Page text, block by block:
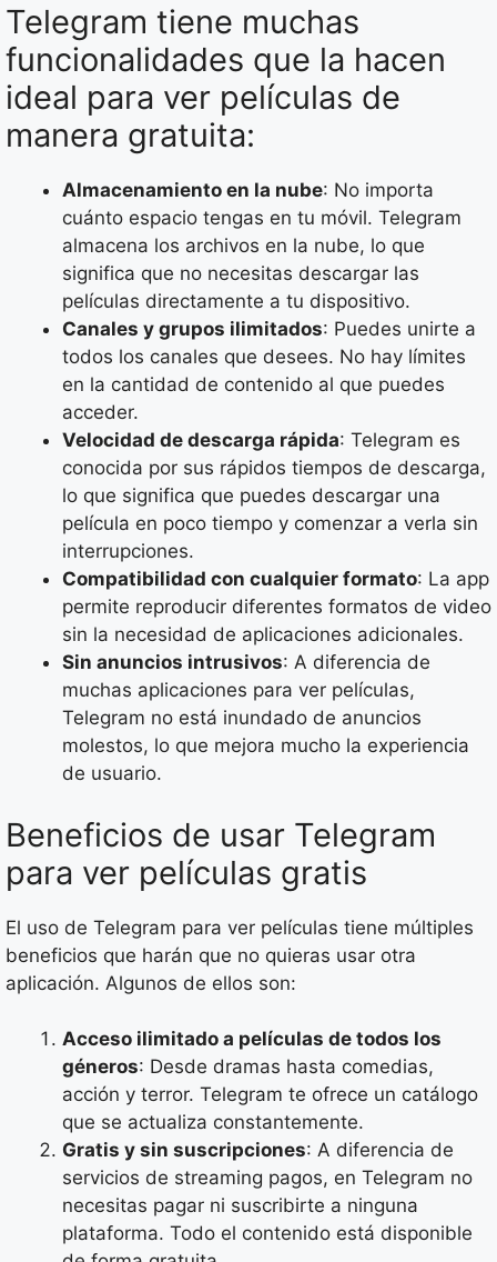
Telegram tiene muchas
funcionalidades que la hacen
ideal para ver películas de
manera gratuita:
Almacenamiento en la nube: No importa
cuánto espacio tengas en tu móvil. Telegram
almacena los archivos en la nube, lo que
significa que no necesitas descargar las
películas directamente a tu dispositivo.
Canales y grupos ilimitados: Puedes unirte a
todos los canales que desees. No hay límites
en la cantidad de contenido al que puedes
acceder.
Velocidad de descarga rápida: Telegram es
conocida por sus rápidos tiempos de descarga,
lo que significa que puedes descargar una
película en poco tiempo y comenzar a verla sin
interrupciones.
Compatibilidad con cualquier formato: La app
permite reproducir diferentes formatos de video
sin la necesidad de aplicaciones adicionales.
Sin anuncios intrusivos: A diferencia de
muchas aplicaciones para ver películas,
Telegram no está inundado de anuncios
molestos, lo que mejora mucho la experiencia
de usuario.
Beneficios de usar Telegram
para ver películas gratis
El uso de Telegram para ver películas tiene múltiples
beneficios que harán que no quieras usar otra
aplicación. Algunos de ellos son:
Acceso ilimitado a películas de todos los
géneros: Desde dramas hasta comedias,
acción y terror. Telegram te ofrece un catálogo
que se actualiza constantemente.
Gratis y sin suscripciones: A diferencia de
servicios de streaming pagos, en Telegram no
necesitas pagar ni suscribirte a ninguna
plataforma. Todo el contenido está disponible